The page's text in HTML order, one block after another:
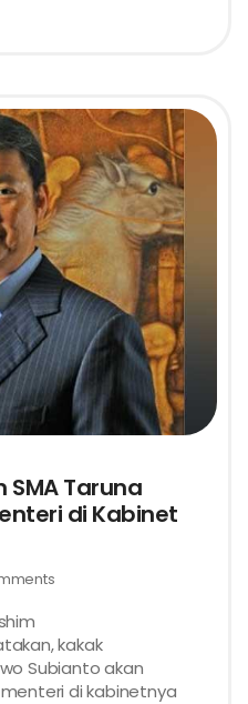
SMA Taruna
di Kabinet
kakak
Subianto akan
di kabinetnya